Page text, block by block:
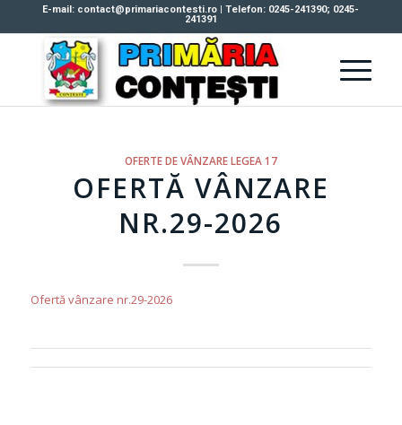
E-mail: contact@primariacontesti.ro | Telefon: 0245-241390; 0245-
241391
OFERTE DE VÂNZARE LEGEA 17
OFERTĂ VÂNZARE
NR.29-2026
Ofertă vânzare nr.29-2026